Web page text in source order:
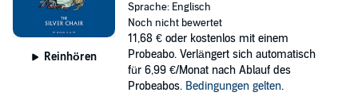
Reinhören
Sprache: Englisch
Noch nicht bewertet
11,68 € oder kostenlos mit einem
Probeabo. Verlängert sich automatisch
für 6,99 €/Monat nach Ablauf des
Probeabos. Bedingungen gelten.